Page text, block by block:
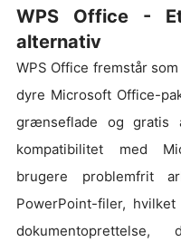
WPS Office -
alternativ
WPS Office fremstår
dyre Microsoft Office-
grænseflade og gratis
kompatibilitet med
brugere problemfrit
PowerPoint-filer,